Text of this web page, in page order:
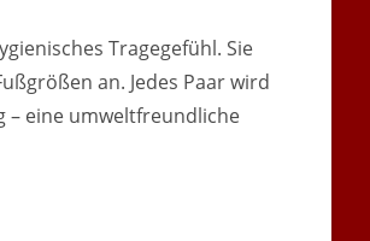
Tragegefühl. Sie
an. Jedes Paar wird
– eine umweltfreundliche